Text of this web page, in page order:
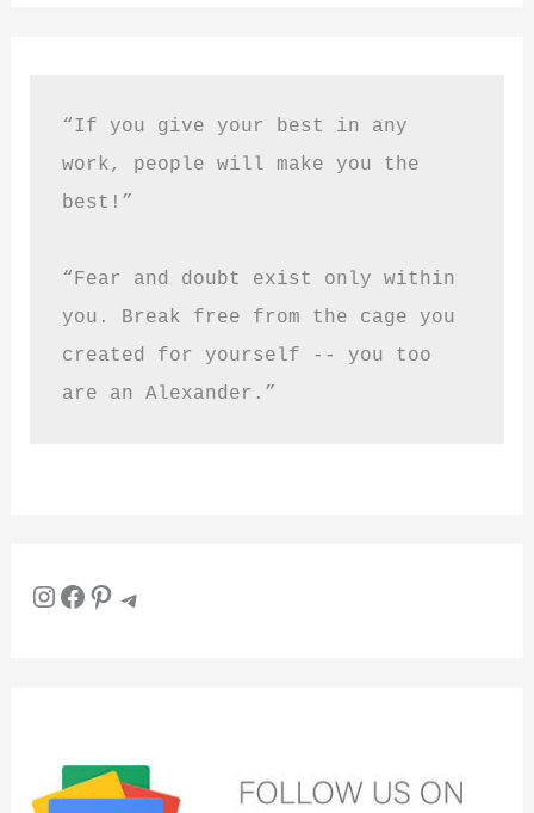
“If you give your best in any
work, people will make you the
best!”
“Fear and doubt exist only within
you. Break free from the cage you
created for yourself -- you too
are an Alexander.”
InstagramFacebook Pinterest Telegram